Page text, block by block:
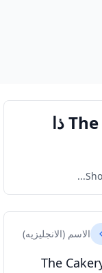
The Cakery - Abdoun ذا
الاسم (الانجليزيه)
The